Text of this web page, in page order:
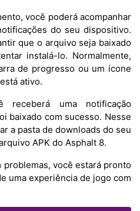
você poderá acompanhar
do seu dispositivo.
que o arquivo seja baixado
instalá-lo. Normalmente,
de progresso ou um ícone
ativo.
receberá uma notificação
baixado com sucesso. Nesse
a pasta de downloads do seu
APK do Asphalt 8.
você estará pronto
uma experiência de jogo com